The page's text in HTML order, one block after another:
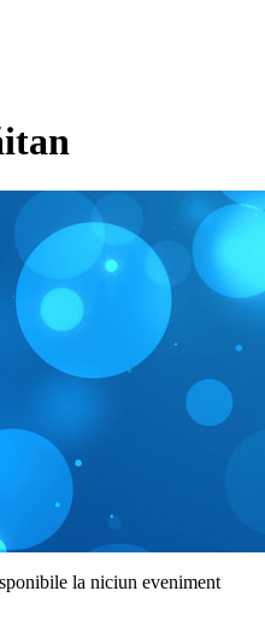
la niciun eveniment